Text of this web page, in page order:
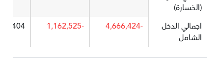
(الخسارة)
اجمالي الدخل
الشامل
-4,666,424
-1,162,525